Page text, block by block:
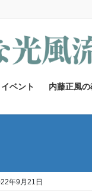
ベント 内藤正風
年9月21日